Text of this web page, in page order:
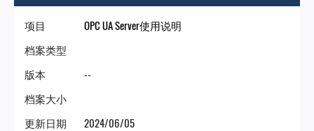
永
陞
科
项目
OPC UA Server使用说明
档案类型
版本
--
档案大小
更新日期
2024/06/05